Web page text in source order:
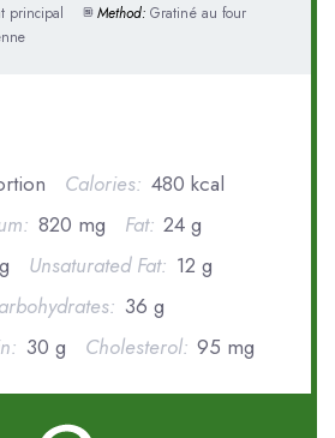
principal Method: Gratiné au four
Calories: 480 kcal
820 mg Fat: 24 g
Unsaturated Fat: 12 g
36 g
30 g Cholesterol: 95 mg